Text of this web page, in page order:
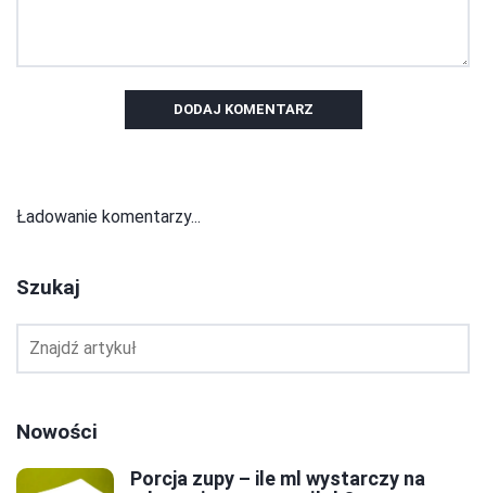
DODAJ KOMENTARZ
Ładowanie komentarzy...
Szukaj
Nowości
Porcja zupy – ile ml wystarczy na